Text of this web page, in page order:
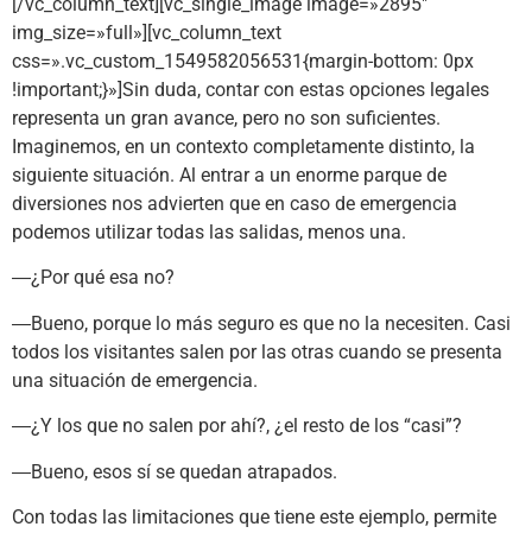
img_size=»full»][vc_column_text
css=».vc_custom_1549582056531{margin-bottom: 0px
!important;}»]Sin duda, contar con estas opciones legales
representa un gran avance, pero no son suficientes.
Imaginemos, en un contexto completamente distinto, la
siguiente situación. Al entrar a un enorme parque de
diversiones nos advierten que en caso de emergencia
podemos utilizar todas las salidas, menos una.
―¿Por qué esa no?
―Bueno, porque lo más seguro es que no la necesiten. Casi
todos los visitantes salen por las otras cuando se presenta
una situación de emergencia.
―¿Y los que no salen por ahí?, ¿el resto de los “casi”?
―Bueno, esos sí se quedan atrapados.
Con todas las limitaciones que tiene este ejemplo, permite